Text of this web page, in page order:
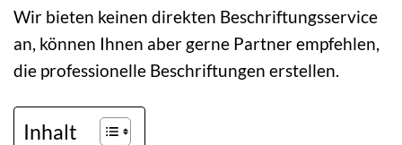
Wir bieten keinen direkten Beschriftungsservice
an, können Ihnen aber gerne Partner empfehlen,
die professionelle Beschriftungen erstellen.
Inhalt